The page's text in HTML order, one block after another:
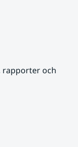
rapporter och